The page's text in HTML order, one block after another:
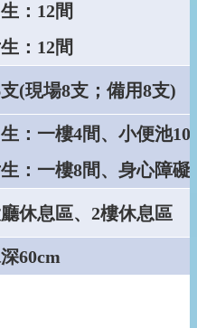
：12間
：12間
(現場8支；備用8支)
：一樓4間、小便池
：一樓8間、身心障礙
休息區、2樓休息區
60cm